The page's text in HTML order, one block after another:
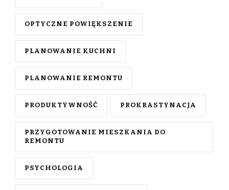
OPTYCZNE POWIĘKSZENIE
PLANOWANIE KUCHNI
PLANOWANIE REMONTU
PRODUKTYWNOŚĆ PROKRASTYNACJA
PRZYGOTOWANIE MIESZKANIA DO
REMONTU
PSYCHOLOGIA